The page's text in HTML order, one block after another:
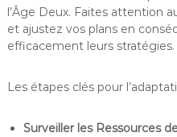
l’Âge Deux. Faites attention
et ajustez vos plans en
efficacement leurs stratégies.
Les étapes clés pour
Surveiller les Ressources